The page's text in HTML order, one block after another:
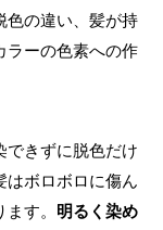
色の違い、髪が持
ラーの色素への作
できずに脱色だけ
はボロボロに傷ん
す。 明るく染め